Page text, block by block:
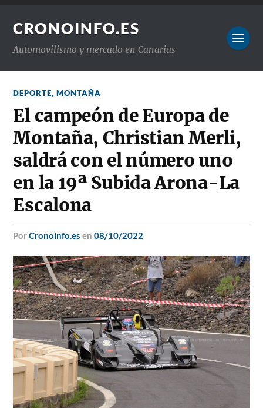
CRONOINFO.ES
Automovilismo y mercado en Canarias
DEPORTE,MONTAÑA
El campeón de Europa de
Montaña, Christian Merli,
saldrá con el número uno
en la 19ª Subida Arona-La
Escalona
porCronoinfo.es en08/10/2022